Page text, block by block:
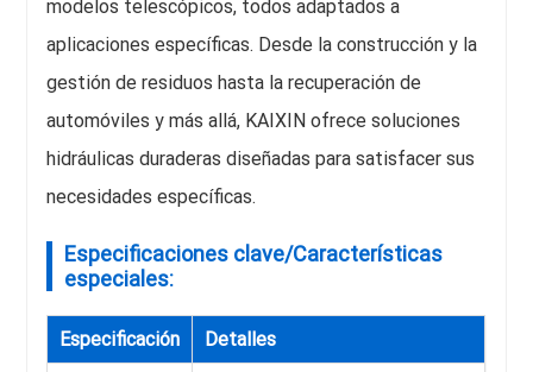
modelos telescópicos, todos adaptados a
aplicaciones específicas. Desde la construcción y la
gestión de residuos hasta la recuperación de
automóviles y más allá, KAIXIN ofrece soluciones
hidráulicas duraderas diseñadas para satisfacer sus
necesidades específicas.
Especificaciones clave/Características
especiales:
Especificación Detalles